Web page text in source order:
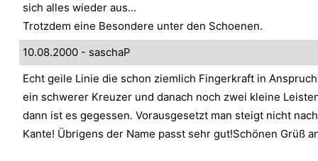
sich alles wieder aus...
Trotzdem eine Besondere unter den Schoenen.
10.08.2000 - saschaP
Echt geile Linie die schon ziemlich Fingerkraft in
ein schwerer Kreuzer und danach noch zwei kleine
dann ist es gegessen. Vorausgesetzt man steigt nicht
Kante! Übrigens der Name passt sehr gut!Schönen Grüß